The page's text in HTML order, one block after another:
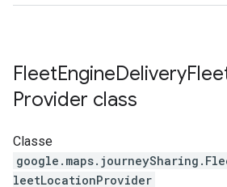
FleetEngineDelivery
Provider class
Classe
google.maps.journeySharing .
leetLocationProvider